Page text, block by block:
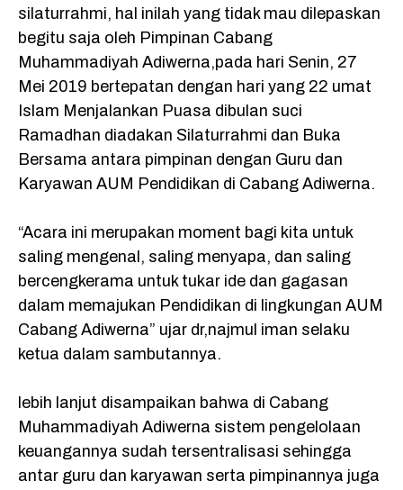
silaturrahmi, hal inilah yang tidak mau dilepaskan
begitu saja oleh Pimpinan Cabang
Muhammadiyah Adiwerna,pada hari Senin, 27
Mei 2019 bertepatan dengan hari yang 22 umat
Islam Menjalankan Puasa dibulan suci
Ramadhan diadakan Silaturrahmi dan Buka
Bersama antara pimpinan dengan Guru dan
Karyawan AUM Pendidikan di Cabang Adiwerna.
“Acara ini merupakan moment bagi kita untuk
saling mengenal, saling menyapa, dan saling
bercengkerama untuk tukar ide dan gagasan
dalam memajukan Pendidikan di lingkungan AUM
Cabang Adiwerna” ujar dr,najmul iman selaku
ketua dalam sambutannya.
lebih lanjut disampaikan bahwa di Cabang
Muhammadiyah Adiwerna sistem pengelolaan
keuangannya sudah tersentralisasi sehingga
antar guru dan karyawan serta pimpinannya juga